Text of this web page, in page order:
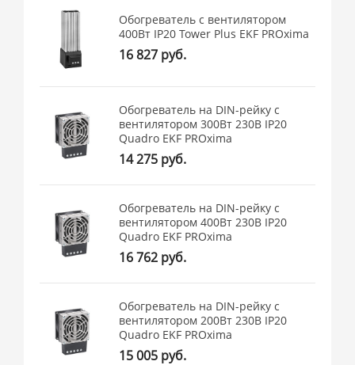
Обогреватель с вентилятором
400Вт IP20 Tower Plus EKF PROxima
16 827 руб.
Обогреватель на DIN-рейку с
вентилятором 300Вт 230В IP20
Quadro EKF PROxima
14 275 руб.
Обогреватель на DIN-рейку с
вентилятором 400Вт 230В IP20
Quadro EKF PROxima
16 762 руб.
Обогреватель на DIN-рейку с
вентилятором 200Вт 230В IP20
Quadro EKF PROxima
15 005 руб.